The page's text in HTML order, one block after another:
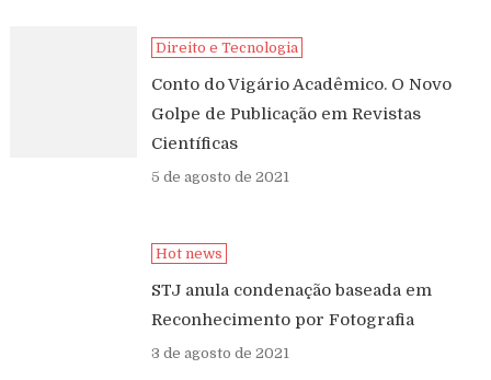
Direito e Tecnologia
Conto do Vigário Acadêmico. O Novo
Golpe de Publicação em Revistas
Científicas
5 de agosto de 2021
Hot news
STJ anula condenação baseada em
Reconhecimento por Fotografia
3 de agosto de 2021